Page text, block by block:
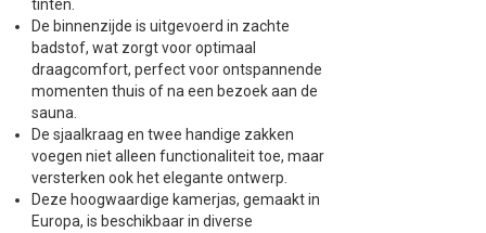
tinten.
De binnenzijde is uitgevoerd in zachte
badstof, wat zorgt voor optimaal
draagcomfort, perfect voor ontspannende
momenten thuis of na een bezoek aan de
sauna.
De sjaalkraag en twee handige zakken
voegen niet alleen functionaliteit toe, maar
versterken ook het elegante ontwerp.
Deze hoogwaardige kamerjas, gemaakt in
Europa, is beschikbaar in diverse